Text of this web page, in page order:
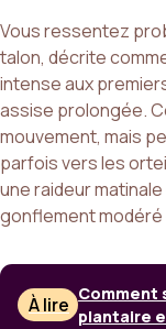
Vous ressentez
talon, décrite
intense aux
assise prolongée.
mouvement, mais
parfois vers les
une raideur
gonflement modéré
À lire Comment
plantaire